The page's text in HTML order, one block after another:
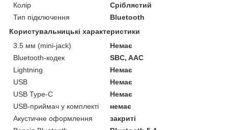
Колір
Сріблястий
Тип підключення
Bluetooth
Користувальницькі характеристики
3.5 мм (mini-jack)
Немає
Bluetooth-кодек
SBC, AAC
Lightning
Немає
USB
Немає
USB Type-C
Немає
USB-приймач у комплекті
немає
Акустичне оформлення
закриті